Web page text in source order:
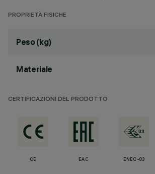
PROPRIETÀ FISICHE
Peso (kg)
Materiale
CERTIFICAZIONI DEL PRODOTTO
CE EAC ENEC-03